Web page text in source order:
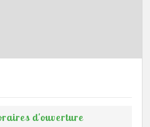
d'ouverture